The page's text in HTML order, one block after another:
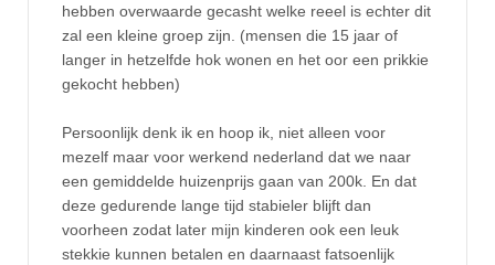
hebben overwaarde gecasht welke reeel is echter dit
zal een kleine groep zijn. (mensen die 15 jaar of
langer in hetzelfde hok wonen en het oor een prikkie
gekocht hebben)
Persoonlijk denk ik en hoop ik, niet alleen voor
mezelf maar voor werkend nederland dat we naar
een gemiddelde huizenprijs gaan van 200k. En dat
deze gedurende lange tijd stabieler blijft dan
voorheen zodat later mijn kinderen ook een leuk
stekkie kunnen betalen en daarnaast fatsoenlijk